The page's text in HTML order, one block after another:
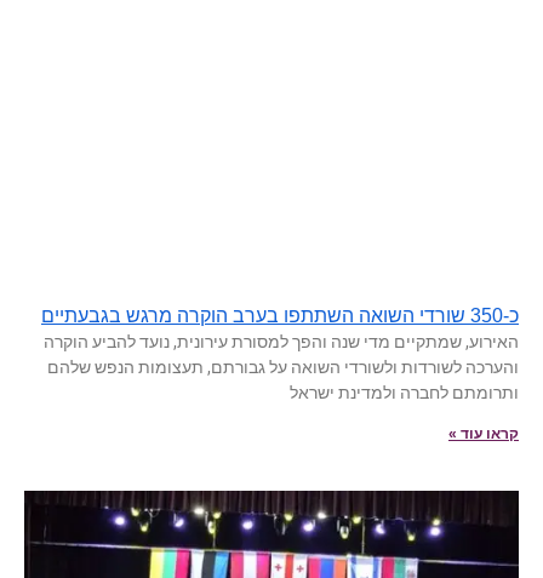
כ-350 שורדי השואה השתתפו בערב הוקרה מרגש בגבעתיים
האירוע, שמתקיים מדי שנה והפך למסורת עירונית, נועד להביע הוקרה
והערכה לשורדות ולשורדי השואה על גבורתם, תעצומות הנפש שלהם
ותרומתם לחברה ולמדינת ישראל
קראו עוד »